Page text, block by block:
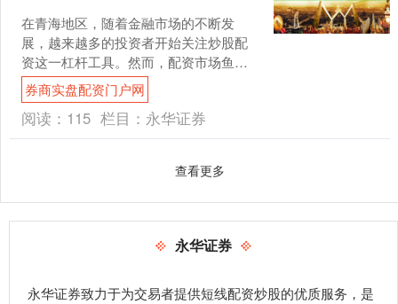
在青海地区，随着金融市场的不断发
展，越来越多的投资者开始关注炒股配
资这一杠杆工具。然而，配资市场鱼龙
混杂，如何选择合规平台成为青海投资
者必须掌握的关键技能。本文....
券商实盘配资门户网
阅读： 115 栏目： 永华证券
查看更多
永华证券
永华证券致力于为交易者提供短线配资炒股的优质服务，是